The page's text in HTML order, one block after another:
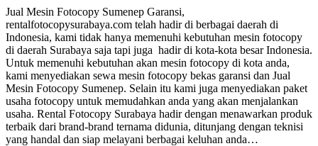
Jual Mesin Fotocopy Sumenep Garansi,
rentalfotocopysurabaya.com telah hadir di berbagai daerah di
Indonesia, kami tidak hanya memenuhi kebutuhan mesin fotocopy
di daerah Surabaya saja tapi juga hadir di kota-kota besar Indonesia.
Untuk memenuhi kebutuhan akan mesin fotocopy di kota anda,
kami menyediakan sewa mesin fotocopy bekas garansi dan Jual
Mesin Fotocopy Sumenep. Selain itu kami juga menyediakan paket
usaha fotocopy untuk memudahkan anda yang akan menjalankan
usaha. Rental Fotocopy Surabaya hadir dengan menawarkan produk
terbaik dari brand-brand ternama didunia, ditunjang dengan teknisi
yang handal dan siap melayani berbagai keluhan anda…